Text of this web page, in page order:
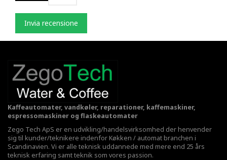
Invia recensione
Kaffeautomater, vandkøler, reparationer, kaffemaskiner,
espressomaskiner og flaskeautomater
Zego Tech ApS er en udvikling/handelsvirksomhed der henvender
sig til kunder/teknikere indenfor Køkken / automat branchen i
Scandinavien. Vi er alle teknisk uddannede med mere end 25 års
teknisk erfaring samt teknik som vores passion.